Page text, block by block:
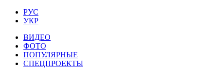
РУС
УКР
ВИДЕО
ФОТО
ПОПУЛЯРНЫЕ
СПЕЦПРОЕКТЫ